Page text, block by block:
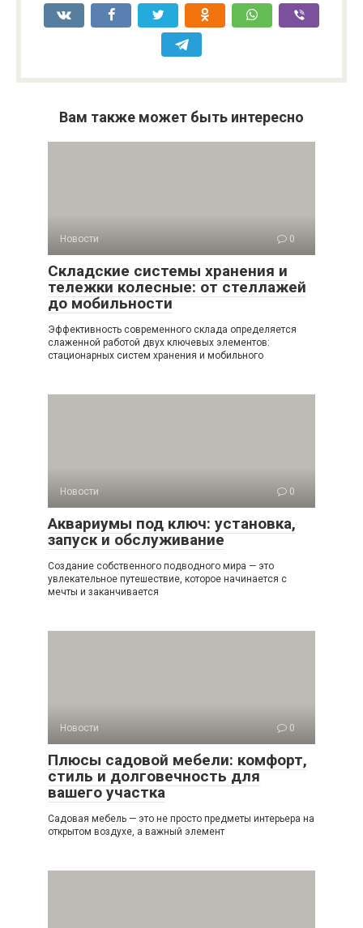
Вам также может быть интересно
Новости 0
Складские системы хранения и
тележки колесные: от стеллажей
до мобильности
Эффективность современного склада определяется
слаженной работой двух ключевых элементов:
стационарных систем хранения и мобильного
Новости 0
Аквариумы под ключ: установка,
запуск и обслуживание
Создание собственного подводного мира — это
увлекательное путешествие, которое начинается с
мечты и заканчивается
Новости 0
Плюсы садовой мебели: комфорт,
стиль и долговечность для
вашего участка
Садовая мебель — это не просто предметы интерьера на
открытом воздухе, а важный элемент